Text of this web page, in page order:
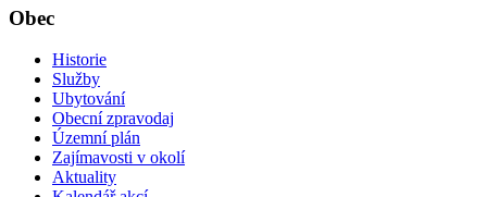
Obec
Historie
Služby
Ubytování
Obecní zpravodaj
Územní plán
Zajímavosti v okolí
Aktuality